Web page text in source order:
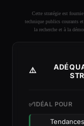
Cette stratégie est
technique publics courants
la recherche et à la
⚠️
✅IDÉAL POUR